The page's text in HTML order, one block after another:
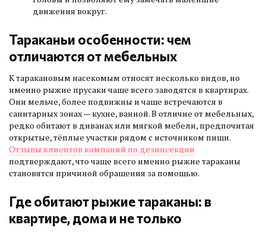
движения вокруг.
Тараканьи особенности: чем
отличаются от мебельных
К таракановым насекомым относят несколько видов, но
именно рыжие прусаки чаще всего заводятся в квартирах.
Они мельче, более подвижны и чаще встречаются в
санитарных зонах — кухне, ванной. В отличие от мебельных,
редко обитают в диванах или мягкой мебели, предпочитая
открытые, тёплые участки рядом с источником пищи.
Отзывы клиентов компаний по дезинсекции
подтверждают, что чаще всего именно рыжие тараканы
становятся причиной обращения за помощью.
Где обитают рыжие тараканы: в
квартире, дома и не только